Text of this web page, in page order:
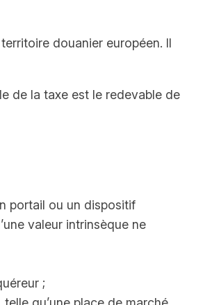
douanier européen. Il
de la taxe est le redevable de
portail ou un dispositif
valeur intrinsèque ne
;